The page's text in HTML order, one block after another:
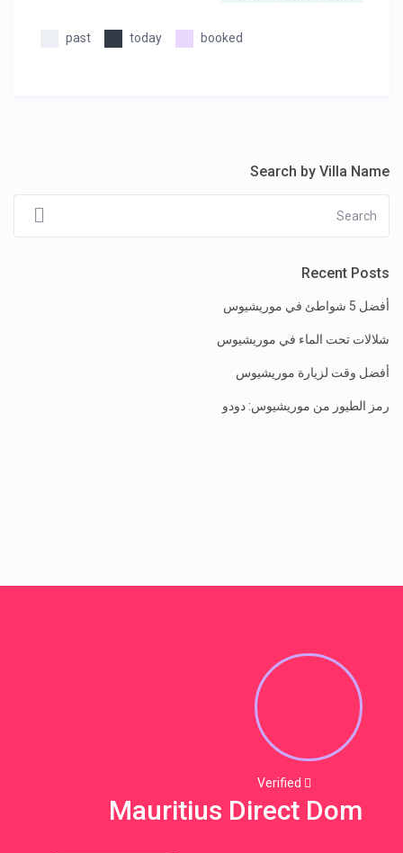
past today booked
Search by Villa Name
Recent Posts
أفضل 5 شواطئ في موريشيوس
شلالات تحت الماء في موريشيوس
أفضل وقت لزيارة موريشيوس
رمز الطيور من موريشيوس: دودو
Mauritius Direct Dom